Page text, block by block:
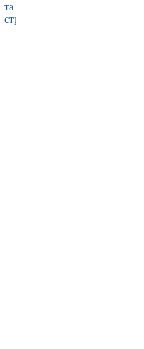
та
страхування